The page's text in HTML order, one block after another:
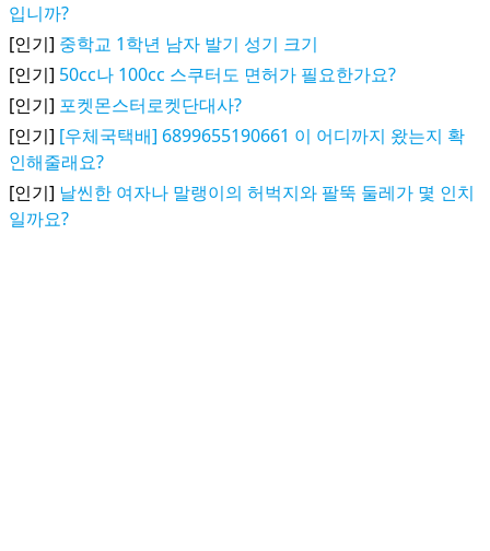
입니까?
[인기] 중학교 1학년 남자 발기 성기 크기
[인기] 50cc나 100cc 스쿠터도 면허가 필요한가요?
[인기] 포켓몬스터로켓단대사?
[인기] [우체국택배] 6899655190661 이 어디까지 왔는지 확
인해줄래요?
[인기] 날씬한 여자나 말랭이의 허벅지와 팔뚝 둘레가 몇 인치
일까요?